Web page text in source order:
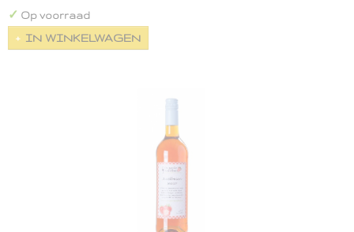
✓ Op voorraad
IN WINKELWAGEN